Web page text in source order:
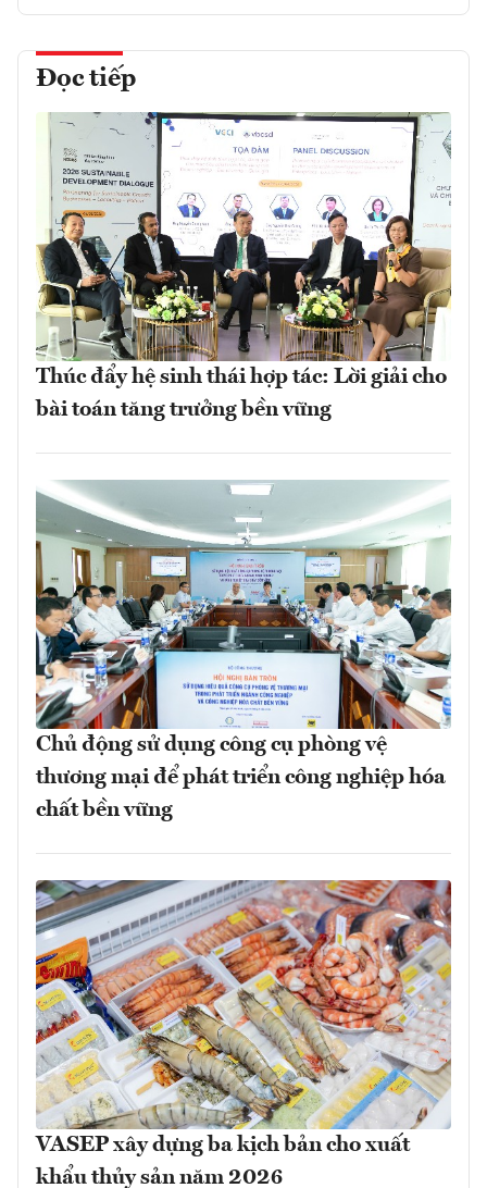
Đọc tiếp
Thúc đẩy hệ sinh thái hợp tác: Lời giải cho
bài toán tăng trưởng bền vững
Chủ động sử dụng công cụ phòng vệ
thương mại để phát triển công nghiệp hóa
chất bền vững
VASEP xây dựng ba kịch bản cho xuất
khẩu thủy sản năm 2026